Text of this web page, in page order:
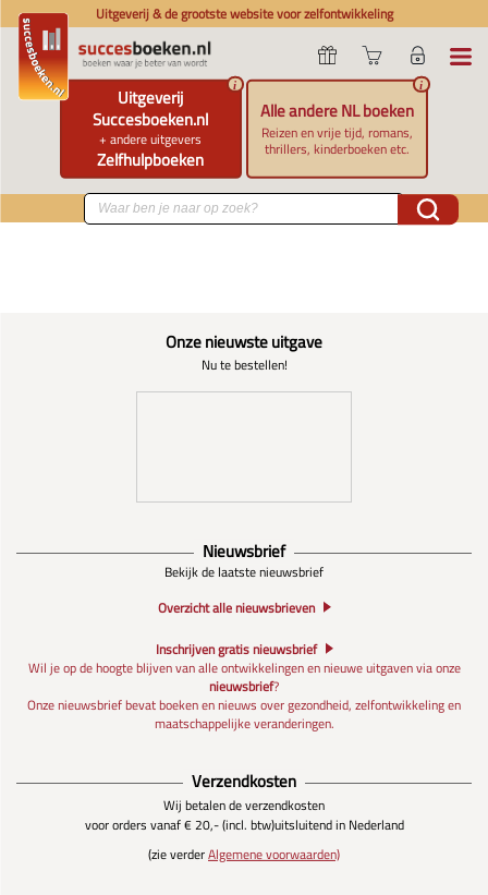
Uitgeverij & de grootste website voor zelfontwikkeling
Uitgeverij
Succesboeken.nl
+ andere uitgevers
Zelfhulpboeken
i
Alle andere NL boeken
Reizen en vrije tijd, romans,
thrillers, kinderboeken etc.
i
Onze nieuwste uitgave
Nu te bestellen!
Nieuwsbrief
Bekijk de laatste nieuwsbrief
Overzicht alle nieuwsbrieven
Inschrijven gratis nieuwsbrief
Wil je op de hoogte blijven van alle ontwikkelingen en nieuwe uitgaven via onze
nieuwsbrief?
Onze nieuwsbrief bevat boeken en nieuws over gezondheid, zelfontwikkeling en
maatschappelijke veranderingen.
Verzendkosten
Wij betalen de verzendkosten
voor orders vanaf € 20,- (incl. btw)uitsluitend in Nederland
(zie verderAlgemene voorwaarden)